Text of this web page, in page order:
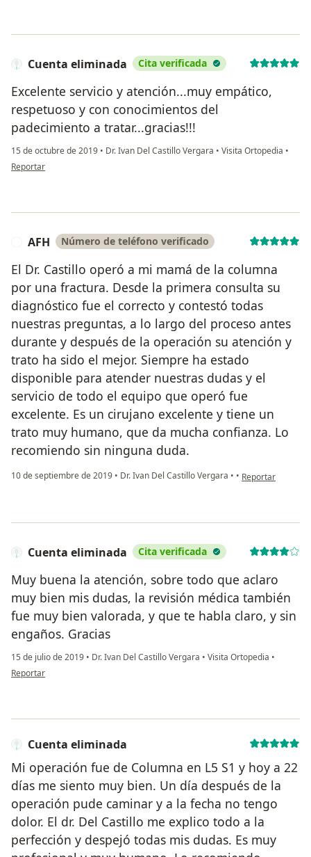
Cuenta eliminada Cita verificada
Excelente servicio y atención...muy empático,
respetuoso y con conocimientos del
padecimiento a tratar...gracias!!!
15 de octubre de 2019 • Dr. Ivan Del Castillo Vergara • Visita Ortopedia •
en opinión del usuario Cuenta eliminada
Reportar
AFH Número de teléfono verificado
El Dr. Castillo operó a mi mamá de la columna
por una fractura. Desde la primera consulta su
diagnóstico fue el correcto y contestó todas
nuestras preguntas, a lo largo del proceso antes
durante y después de la operación su atención y
trato ha sido el mejor. Siempre ha estado
disponible para atender nuestras dudas y el
servicio de todo el equipo que operó fue
excelente. Es un cirujano excelente y tiene un
trato muy humano, que da mucha confianza. Lo
recomiendo sin ninguna duda.
10 de septiembre de 2019 • Dr. Ivan Del Castillo Vergara • • en opinión del
Reportar
Cuenta eliminada Cita verificada
Muy buena la atención, sobre todo que aclaro
muy bien mis dudas, la revisión médica también
fue muy bien valorada, y que te habla claro, y sin
engaños. Gracias
15 de julio de 2019 • Dr. Ivan Del Castillo Vergara • Visita Ortopedia •
en opinión del usuario Cuenta eliminada
Reportar
Cuenta eliminada
Mi operación fue de Columna en L5 S1 y hoy a 22
días me siento muy bien. Un día después de la
operación pude caminar y a la fecha no tengo
dolor. El dr. Del Castillo me explico todo a la
perfección y despejó todas mis dudas. Es muy